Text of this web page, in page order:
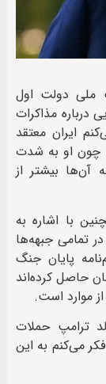
ملی دولت اول
درباره مذاکرات
ایران معتقد
چون او به شدت
بیشتر از
با اشاره به
تمامی جبهه‌ها
پایان جنگ
حاصل کرده‌اند
موارد است.
ترامپ حملات
می‌کنم به این